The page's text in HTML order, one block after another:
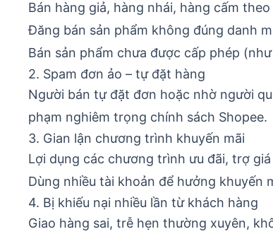
Bán hàng giả, hàng nhái, hàng cấm
Đăng bán sản phẩm không đúng danh
Bán sản phẩm chưa được cấp phép
2. Spam đơn ảo – tự đặt hàng
Người bán tự đặt đơn hoặc nhờ người
phạm nghiêm trọng chính sách Shopee.
3. Gian lận chương trình khuyến mãi
Lợi dụng các chương trình ưu đãi, trợ
Dùng nhiều tài khoản để hưởng khuyến
4. Bị khiếu nại nhiều lần từ khách hàng
Giao hàng sai, trễ hẹn thường xuyên,